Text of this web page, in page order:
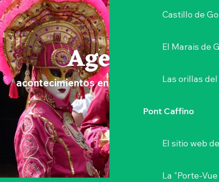
Castillo de
El Marais de
Las orillas
Pont Caffino
El sitio web
La "Porte-Vue
Agenda
acontecimientos en el Vignoble Nantais